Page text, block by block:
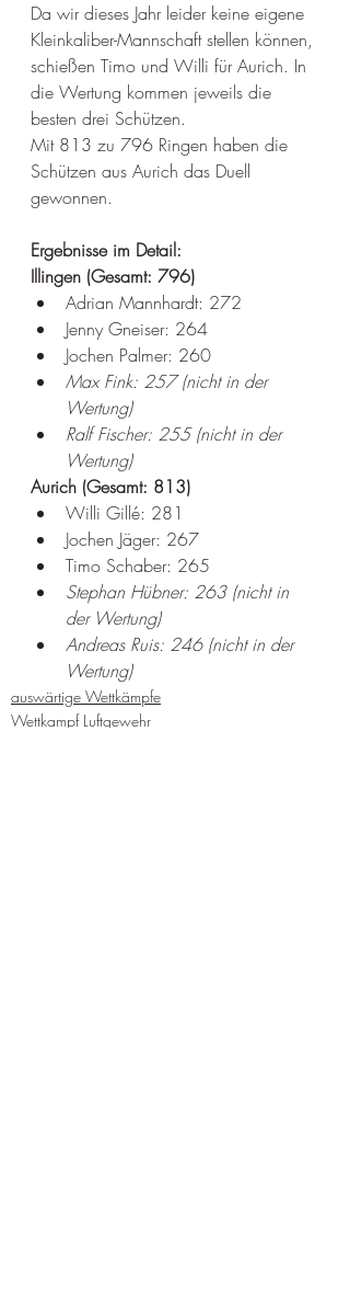
Da wir dieses Jahr leider keine eigene
Kleinkaliber-Mannschaft stellen können,
schießen Timo und Willi für Aurich. In
die Wertung kommen jeweils die
besten drei Schützen.
Mit 813 zu 796 Ringen haben die
Schützen aus Aurich das Duell
gewonnen.
Ergebnisse im Detail:
Illingen (Gesamt: 796)
Adrian Mannhardt: 272
Jenny Gneiser: 264
Jochen Palmer: 260
Max Fink: 257 (nicht in der
Wertung)
Ralf Fischer: 255 (nicht in der
Wertung)
Aurich (Gesamt: 813)
Willi Gillé: 281
Jochen Jäger: 267
Timo Schaber: 265
Stephan Hübner: 263 (nicht in
der Wertung)
Andreas Ruis: 246 (nicht in der
Wertung)
auswärtige Wettkämpfe
Wettkampf Luftgewehr